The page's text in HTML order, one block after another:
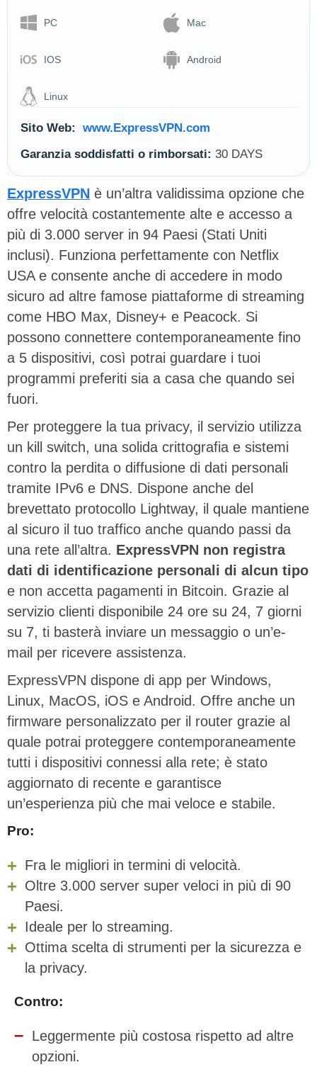
PC Mac
IOS Android
Linux
Sito Web:
www.ExpressVPN.com
Garanzia soddisfatti o rimborsati: 30 DAYS
ExpressVPN è un’altra validissima opzione che
offre velocità costantemente alte e accesso a
più di 3.000 server in 94 Paesi (Stati Uniti
inclusi). Funziona perfettamente con Netflix
USA e consente anche di accedere in modo
sicuro ad altre famose piattaforme di streaming
come HBO Max, Disney+ e Peacock. Si
possono connettere contemporaneamente fino
a 5 dispositivi, così potrai guardare i tuoi
programmi preferiti sia a casa che quando sei
fuori.
Per proteggere la tua privacy, il servizio utilizza
un kill switch, una solida crittografia e sistemi
contro la perdita o diffusione di dati personali
tramite IPv6 e DNS. Dispone anche del
brevettato protocollo Lightway, il quale mantiene
al sicuro il tuo traffico anche quando passi da
una rete all’altra. ExpressVPN non registra
dati di identificazione personali di alcun tipo
e non accetta pagamenti in Bitcoin. Grazie al
servizio clienti disponibile 24 ore su 24, 7 giorni
su 7, ti basterà inviare un messaggio o un’e-
mail per ricevere assistenza.
ExpressVPN dispone di app per Windows,
Linux, MacOS, iOS e Android. Offre anche un
firmware personalizzato per il router grazie al
quale potrai proteggere contemporaneamente
tutti i dispositivi connessi alla rete; è stato
aggiornato di recente e garantisce
un’esperienza più che mai veloce e stabile.
Pro:
Fra le migliori in termini di velocità.
Oltre 3.000 server super veloci in più di 90
Paesi.
Ideale per lo streaming.
Ottima scelta di strumenti per la sicurezza e
la privacy.
Contro:
Leggermente più costosa rispetto ad altre
opzioni.